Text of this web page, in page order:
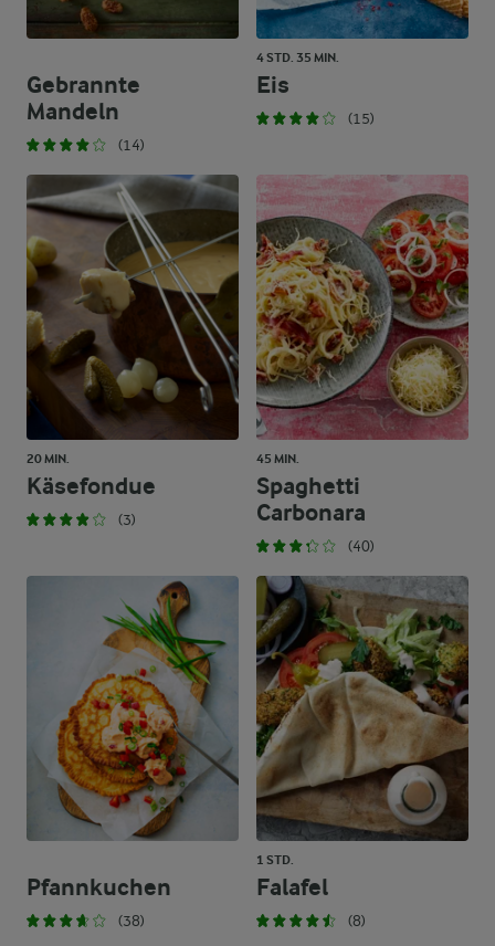
Gebrannte
Mandeln
(14)
4 STD. 35 MIN.
Eis
(15)
20 MIN.
Käsefondue
(3)
45 MIN.
Spaghetti
Carbonara
(40)
Pfannkuchen
(38)
1 STD.
Falafel
(8)